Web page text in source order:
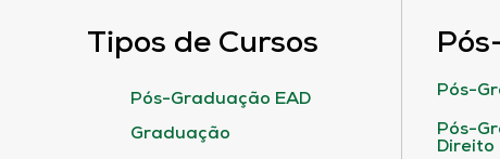
Tipos de Cursos
Pós-Graduação EAD
Graduação
Pós-
Pós-
Direito